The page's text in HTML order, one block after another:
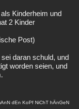
Kinderheim und
2 Kinder
Post)
daran schuld, und
worden seien, und
dEn KoPf NiChT hÄnGeN